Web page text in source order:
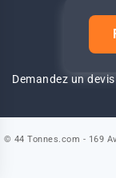
Demandez un
© 44 Tonnes.com - 169